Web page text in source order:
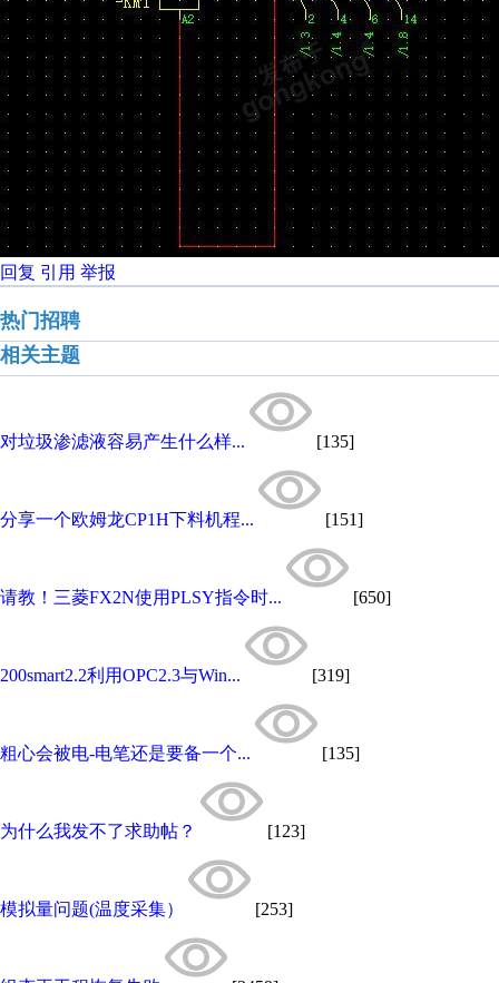
回复 引用 举报
热门招聘
相关主题
对垃圾渗滤液容易产生什么样... [135]
分享一个欧姆龙CP1H下料机程... [151]
请教！三菱FX2N使用PLSY指令时... [650]
200smart2.2利用OPC2.3与Win... [319]
粗心会被电-电笔还是要备一个... [135]
为什么我发不了求助帖？ [123]
模拟量问题(温度采集） [253]